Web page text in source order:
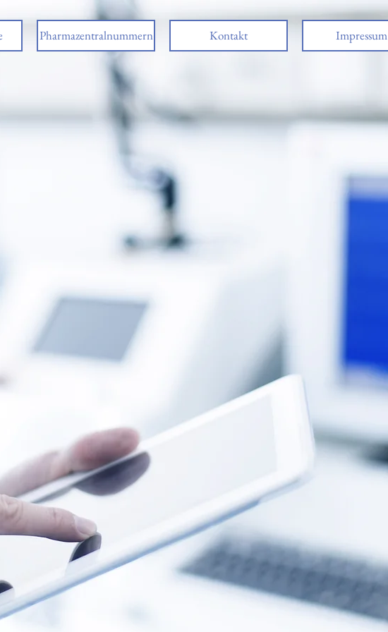
Pharmazentralnummern Kontakt Impressum
mit 25 jähriger
in der intrathekalen
Pumpentherapie
bei
Medical Care